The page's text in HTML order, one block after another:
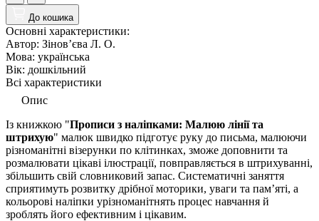
До кошика
Основні характеристики:
Автор: Зінов’єва Л. О.
Мова: українська
Вік: дошкiльний
Всі характеристики
Опис
Із книжкою "Прописи з наліпками: Малюю лінії та
штрихую" малюк швидко підготує руку до письма, малюючи
різноманітні візерунки по клітинках, зможе доповнити та
розмалювати цікаві ілюстрації, повправляється в штрихуванні,
збільшить свій словниковий запас. Систематичні заняття
сприятимуть розвитку дрібної моторики, уваги та пам’яті, а
кольорові наліпки урізноманітнять процес навчання й
зроблять його ефективним і цікавим.